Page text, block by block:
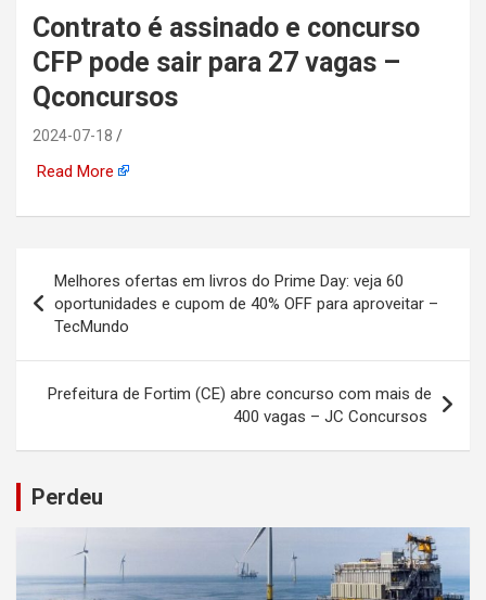
automotiva, mineração,
indústria naval, etc
Contrato é assinado e concurso
CFP pode sair para 27 vagas –
Qconcursos
2024-07-18
Read More
de
Post
Melhores ofertas em livros do Prime Day: veja 60
oportunidades e cupom de 40% OFF para aproveitar –
TecMundo
Prefeitura de Fortim (CE) abre concurso com mais de
400 vagas – JC Concursos
Perdeu